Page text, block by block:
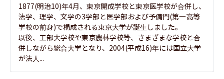
1877(明治10)年4月、東京開成学校と東京医学校が合併し、
法学、理学、文学の3学部と医学部および予備門(第一高等
学校の前身)で構成される東京大学が誕生しました。
以後、工部大学校や東京農林学校等、さまざまな学校と合
併しながら総合大学となり、2004(平成16)年には国立大学
が法人...